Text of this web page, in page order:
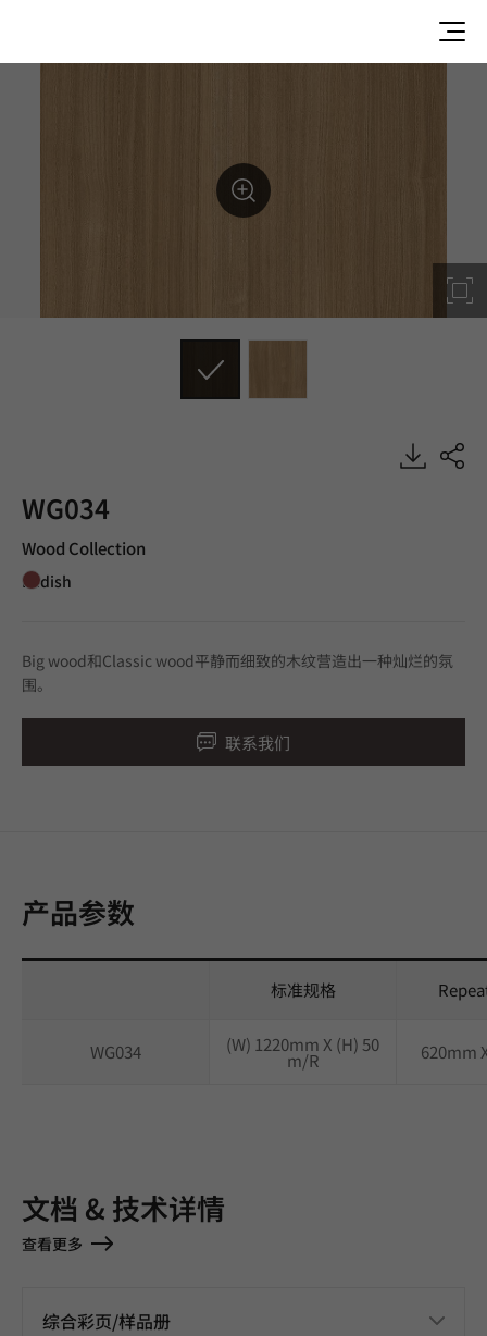
WG034
Wood Collection
Redish
Big wood和Classic wood平静而细致的木纹营造出一种灿烂的氛
围。
联系我们
产品参数
标准规格
WG034 (W) 1220mm X (H) 50
m/R 620mm
文档 & 技术详情
查看更多
综合彩页/样品册